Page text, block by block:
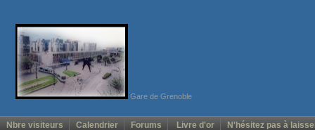
Gare de Grenoble
Nbre visiteurs Calendrier Forums Livre d'or N'hésitez pas à